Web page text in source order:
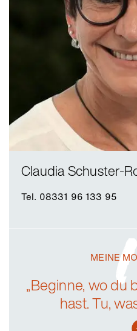
Claudia Schuster-
Tel. 08331 96 133 95
MEINE
„Beginne, wo du
hast. Tu,